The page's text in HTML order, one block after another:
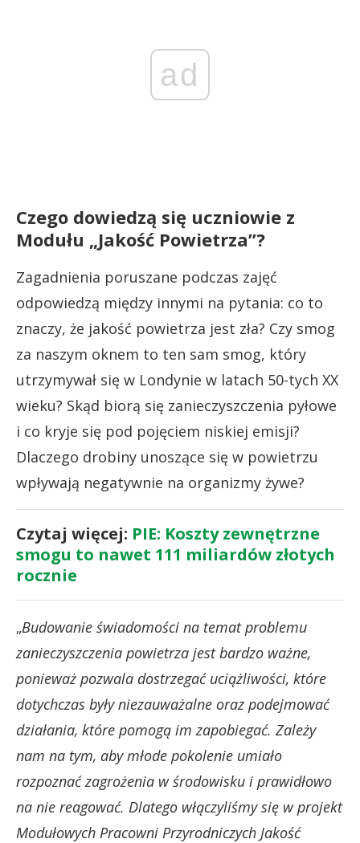
ad
Czego dowiedzą się uczniowie z
Modułu „Jakość Powietrza”?
Zagadnienia poruszane podczas zajęć
odpowiedzą między innymi na pytania: co to
znaczy, że jakość powietrza jest zła? Czy smog
za naszym oknem to ten sam smog, który
utrzymywał się w Londynie w latach 50-tych XX
wieku? Skąd biorą się zanieczyszczenia pyłowe
i co kryje się pod pojęciem niskiej emisji?
Dlaczego drobiny unoszące się w powietrzu
wpływają negatywnie na organizmy żywe?
Czytaj więcej: PIE: Koszty zewnętrzne
smogu to nawet 111 miliardów złotych
rocznie
„Budowanie świadomości na temat problemu
zanieczyszczenia powietrza jest bardzo ważne,
ponieważ pozwala dostrzegać uciążliwości, które
dotychczas były niezauważalne oraz podejmować
działania, które pomogą im zapobiegać. Zależy
nam na tym, aby młode pokolenie umiało
rozpoznać zagrożenia w środowisku i prawidłowo
na nie reagować. Dlatego włączyliśmy się w projekt
Modułowych Pracowni Przyrodniczych Jakość